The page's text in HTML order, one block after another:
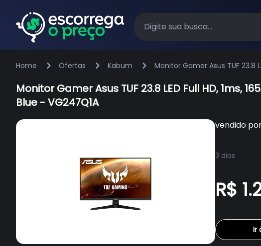
Home Ofertas Kabum
Monitor Gamer Asus TUF 23.8
Monitor Gamer Asus TUF 23.8 LED Full HD, 1ms,
Blue - VG247Q1A
vendido
3 dias
R$
Ir